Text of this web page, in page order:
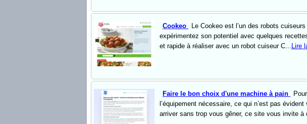
Cookeo
Le Cookeo est l’un des robots
expérimentez son potentiel avec quelques
et rapide à réaliser avec un robot cuiseur C... Lire
Faire le bon choix d'une machine à pain
l’équipement nécessaire, ce qui n’est pas
arriver sans trop vous gêner, ce site vous invite